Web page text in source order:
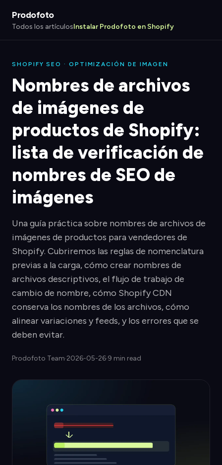
Prodofoto
Todos los artículosInstalar Prodofoto en Shopify
SHOPIFY SEO · OPTIMIZACIÓN DE IMAGEN
Nombres de archivos
de imágenes de
productos de Shopify:
lista de verificación de
nombres de SEO de
imágenes
Una guía práctica sobre nombres de archivos de
imágenes de productos para vendedores de
Shopify. Cubriremos las reglas de nomenclatura
previas a la carga, cómo crear nombres de
archivos descriptivos, el flujo de trabajo de
cambio de nombre, cómo Shopify CDN
conserva los nombres de los archivos, cómo
alinear variaciones y feeds, y los errores que se
deben evitar.
Prodofoto Team·2026-05-26·9 min read